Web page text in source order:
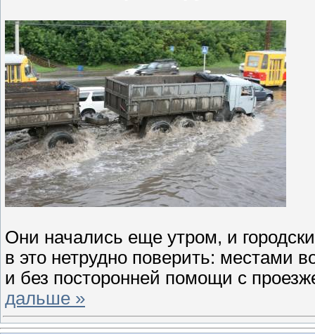
Они начались еще утром, и
в это нетрудно поверить: местами
и без посторонней помощи с
дальше »